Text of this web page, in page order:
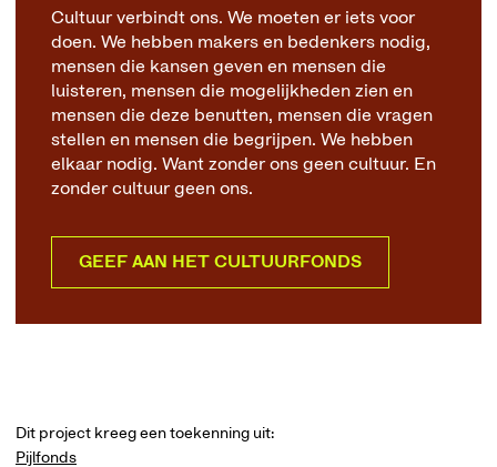
Cultuur verbindt ons. We moeten er iets voor
doen. We hebben makers en bedenkers nodig,
mensen die kansen geven en mensen die
luisteren, mensen die mogelijkheden zien en
mensen die deze benutten, mensen die vragen
stellen en mensen die begrijpen. We hebben
elkaar nodig. Want zonder ons geen cultuur. En
zonder cultuur geen ons.
GEEF AAN HET CULTUURFONDS
Dit project kreeg een toekenning uit:
Pijlfonds